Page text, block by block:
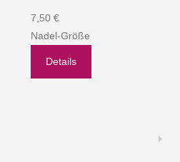
7,50 €
Nadel-Größe
Details